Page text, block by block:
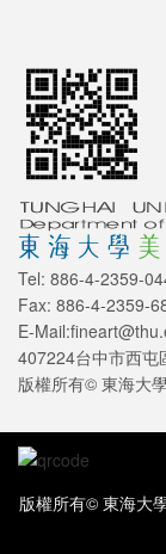
Tel: 886-4-2359-
Fax: 886-4-2359-
E-
407224台中市西屯
版權所有© 東海大
版權所有© 東海大